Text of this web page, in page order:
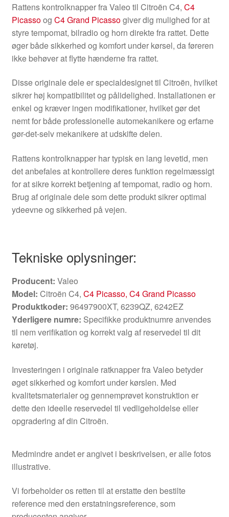
Rattens kontrolknapper fra Valeo til Citroën C4, C4
Picassoog C4 Grand Picassogiver dig mulighed for at
styre tempomat, bilradio og horn direkte fra rattet. Dette
øger både sikkerhed og komfort under kørsel, da føreren
ikke behøver at flytte hænderne fra rattet.
Disse originale dele er specialdesignet til Citroën, hvilket
sikrer høj kompatibilitet og pålidelighed. Installationen er
enkel og kræver ingen modifikationer, hvilket gør det
nemt for både professionelle automekanikere og erfarne
gør-det-selv mekanikere at udskifte delen.
Rattens kontrolknapper har typisk en lang levetid, men
det anbefales at kontrollere deres funktion regelmæssigt
for at sikre korrekt betjening af tempomat, radio og horn.
Brug af originale dele som dette produkt sikrer optimal
ydeevne og sikkerhed på vejen.
Tekniske oplysninger:
Producent: Valeo
Model: Citroën C4, C4 Picasso, C4 Grand Picasso
Produktkoder: 96497900XT, 6239QZ, 6242EZ
Yderligere numre: Specifikke produktnumre anvendes
til nem verifikation og korrekt valg af reservedel til dit
køretøj.
Investeringen i originale ratknapper fra Valeo betyder
øget sikkerhed og komfort under kørslen. Med
kvalitetsmaterialer og gennemprøvet konstruktion er
dette den ideelle reservedel til vedligeholdelse eller
opgradering af din Citroën.
Medmindre andet er angivet i beskrivelsen, er alle fotos
illustrative.
Vi forbeholder os retten til at erstatte den bestilte
reference med den erstatningsreference, som